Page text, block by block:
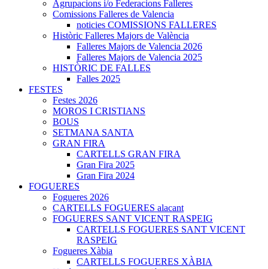
Agrupacions i/o Federacions Falleres
Comissions Falleres de Valencia
noticies COMISSIONS FALLERES
Històric Falleres Majors de València
Falleres Majors de Valencia 2026
Falleres Majors de Valencia 2025
HISTÒRIC DE FALLES
Falles 2025
FESTES
Festes 2026
MOROS I CRISTIANS
BOUS
SETMANA SANTA
GRAN FIRA
CARTELLS GRAN FIRA
Gran Fira 2025
Gran Fira 2024
FOGUERES
Fogueres 2026
CARTELLS FOGUERES alacant
FOGUERES SANT VICENT RASPEIG
CARTELLS FOGUERES SANT VICENT
RASPEIG
Fogueres Xàbia
CARTELLS FOGUERES XÀBIA